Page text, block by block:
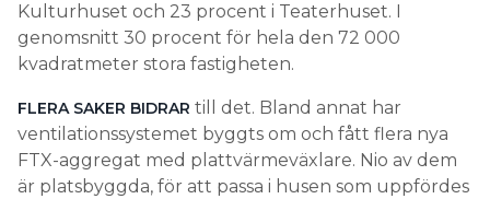
Kulturhuset och 23 procent i Teaterhuset. I
genomsnitt 30 procent för hela den 72 000
kvadratmeter stora fastigheten.
FLERA SAKER BIDRAR till det. Bland annat har
ventilationssystemet byggts om och fått flera nya
FTX-aggregat med plattvärmeväxlare. Nio av dem
är platsbyggda, för att passa i husen som uppfördes